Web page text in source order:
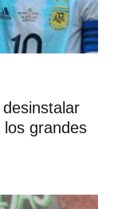
los grandes